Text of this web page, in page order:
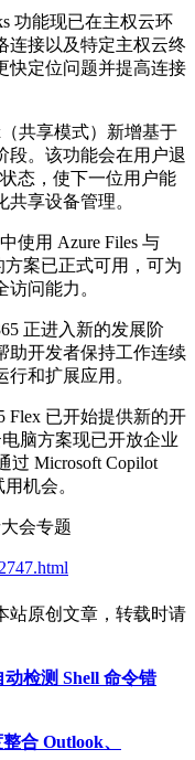
功能现已在主权云环
连接以及特定主权云终
快定位问题并提高连接
共享模式）新增基于
段。该功能会在用户退
态，使下一位用户能
享设备管理。
使用 Azure Files 与
案已正式可用，可为
问能力。
正进入新的发展阶
助开发者保持工作连续
和扩展应用。
Flex 已开始提供新的开
脑方案现已开放企业
过 Microsoft Copilot
机会。
会专题
站原创文章，转载时请
检测 Shell 命令错
合 Outlook、